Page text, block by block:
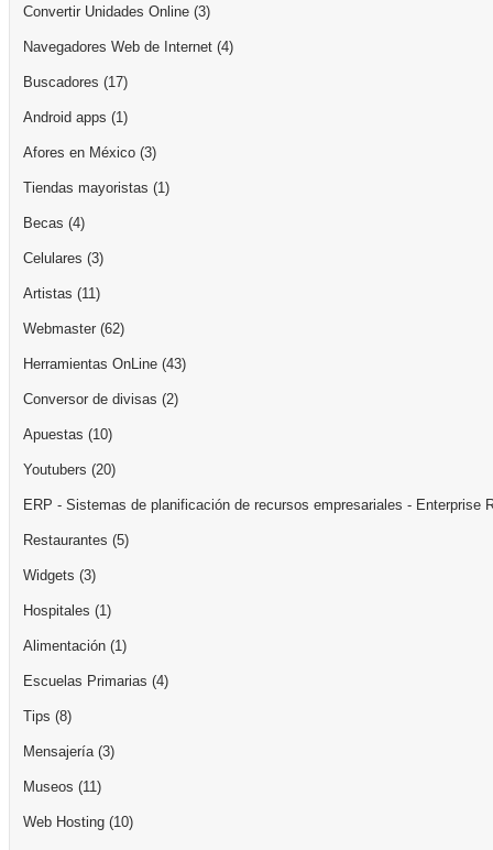
Convertir Unidades Online (3)
Navegadores Web de Internet (4)
Buscadores (17)
Android apps (1)
Afores en México (3)
Tiendas mayoristas (1)
Becas (4)
Celulares (3)
Artistas (11)
Webmaster (62)
Herramientas OnLine (43)
Conversor de divisas (2)
Apuestas (10)
Youtubers (20)
ERP - Sistemas de planificación de recursos empresariales - Enterprise
Restaurantes (5)
Widgets (3)
Hospitales (1)
Alimentación (1)
Escuelas Primarias (4)
Tips (8)
Mensajería(3)
Museos (11)
Web Hosting (10)